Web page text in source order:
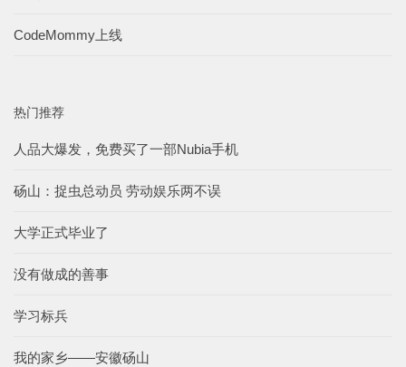
CodeMommy上线
热门推荐
人品大爆发，免费买了一部Nubia手机
砀山：捉虫总动员 劳动娱乐两不误
大学正式毕业了
没有做成的善事
学习标兵
我的家乡——安徽砀山